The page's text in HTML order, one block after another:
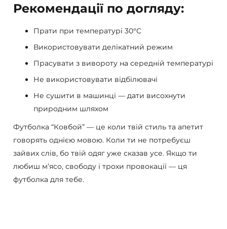
Рекомендації по догляду:
Прати при температурі 30°C
Використовувати делікатний режим
Прасувати з вивороту на середній температурі
Не використовувати відбілювачі
Не сушити в машинці — дати висохнути
природним шляхом
Футболка “Ковбой” — це коли твій стиль та апетит
говорять однією мовою. Коли ти не потребуєш
зайвих слів, бо твій одяг уже сказав усе. Якщо ти
любиш м’ясо, свободу і трохи провокації — ця
футболка для тебе.